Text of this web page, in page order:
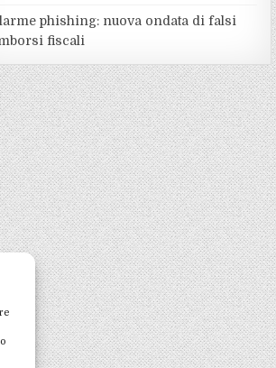
phishing: nuova ondata di falsi
fiscali